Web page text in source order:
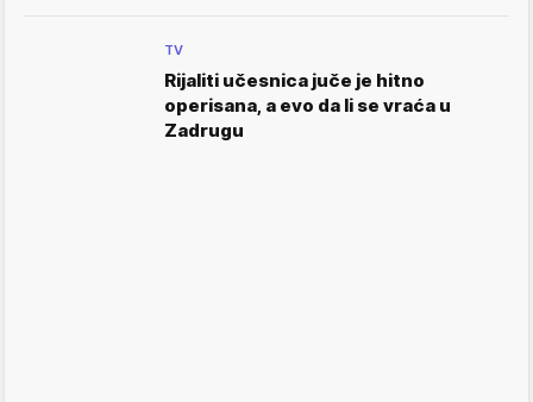
TV
Rijaliti učesnica juče je hitno
operisana, a evo da li se vraća u
Zadrugu